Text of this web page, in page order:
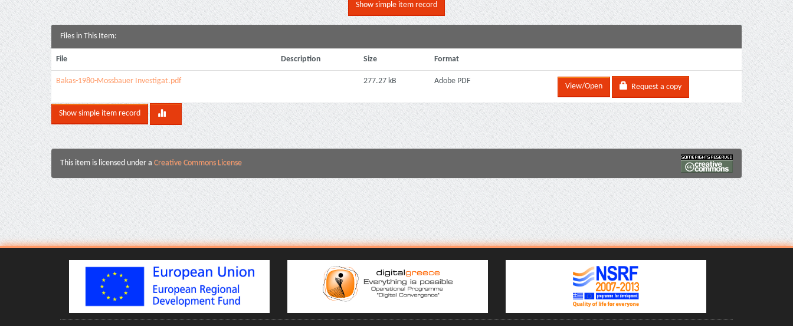
Show simple item record
Files in This Item:
File Description Size Format
Bakas-1980-Mossbauer Investigat.pdf 277.27 kB Adobe PDF
View/Open Request a copy
Show simple item record
This item is licensed under a Creative Commons License